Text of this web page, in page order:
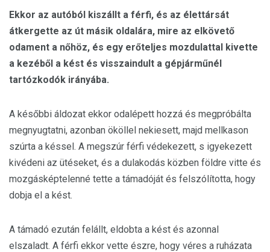
Ekkor az autóból kiszállt a férfi, és az élettársát
átkergette az út másik oldalára, mire az elkövető
odament a nőhöz, és egy erőteljes mozdulattal kivette
a kezéből a kést és visszaindult a gépjárműnél
tartózkodók irányába.
A későbbi áldozat ekkor odalépett hozzá és megpróbálta
megnyugtatni, azonban ököllel nekiesett, majd mellkason
szúrta a késsel. A megszúr férfi védekezett, s igyekezett
kivédeni az ütéseket, és a dulakodás közben földre vitte és
mozgásképtelenné tette a támadóját és felszólította, hogy
dobja el a kést.
A támadó ezután felállt, eldobta a kést és azonnal
elszaladt. A férfi ekkor vette észre, hogy véres a ruházata